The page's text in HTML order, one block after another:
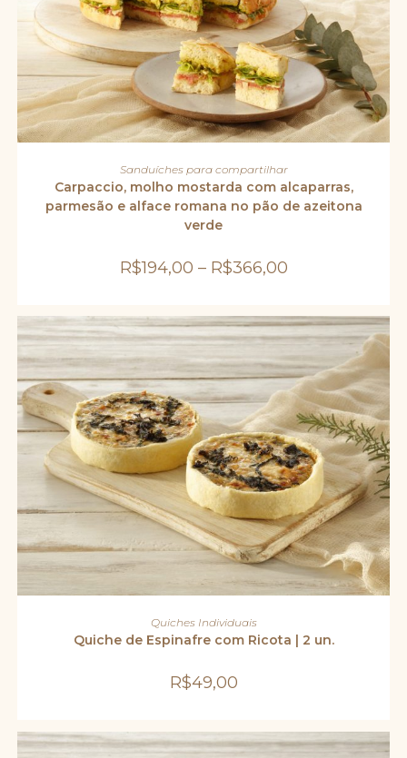
Este
tem
várias
As
opções
escolhidas
na
produto
Sanduíches para compartilhar
Carpaccio, molho mostarda com alcaparras,
parmesão e alface romana no pão de azeitona
verde
R$194,00 – R$366,00
Quiches Individuais
Quiche de Espinafre com Ricota | 2 un.
R$49,00